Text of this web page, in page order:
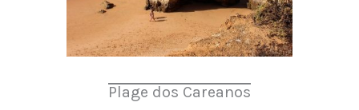
Plage dos Careanos